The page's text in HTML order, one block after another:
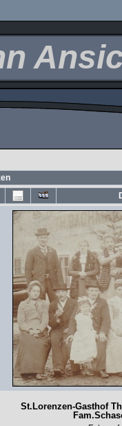
St.Lorenzen-Gasthof